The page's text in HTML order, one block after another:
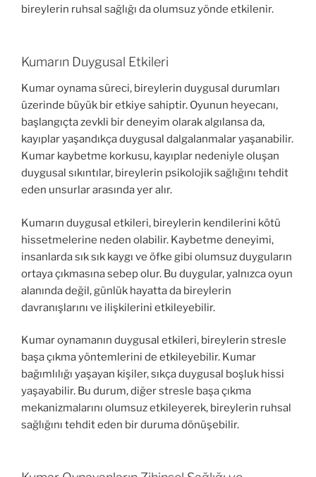
bireylerin ruhsal sağlığı da olumsuz yönde etkilenir.
Kumarın Duygusal Etkileri
Kumar oynama süreci, bireylerin duygusal durumları
üzerinde büyük bir etkiye sahiptir. Oyunun heyecanı,
başlangıçta zevkli bir deneyim olarak algılansa da,
kayıplar yaşandıkça duygusal dalgalanmalar yaşanabilir.
Kumar kaybetme korkusu, kayıplar nedeniyle oluşan
duygusal sıkıntılar, bireylerin psikolojik sağlığını tehdit
eden unsurlar arasında yer alır.
Kumarın duygusal etkileri, bireylerin kendilerini kötü
hissetmelerine neden olabilir. Kaybetme deneyimi,
insanlarda sık sık kaygı ve öfke gibi olumsuz duyguların
ortaya çıkmasına sebep olur. Bu duygular, yalnızca oyun
alanında değil, günlük hayatta da bireylerin
davranışlarını ve ilişkilerini etkileyebilir.
Kumar oynamanın duygusal etkileri, bireylerin stresle
başa çıkma yöntemlerini de etkileyebilir. Kumar
bağımlılığı yaşayan kişiler, sıkça duygusal boşluk hissi
yaşayabilir. Bu durum, diğer stresle başa çıkma
mekanizmalarını olumsuz etkileyerek, bireylerin ruhsal
sağlığını tehdit eden bir duruma dönüşebilir.